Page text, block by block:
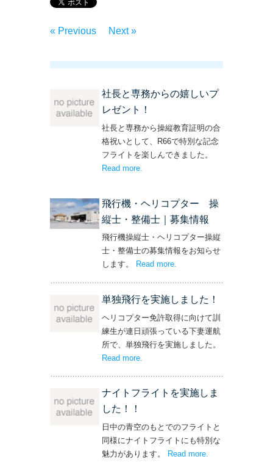
« Previous Next »
社長と専務からの嬉しいプ
レゼント！
社長と専務から操縦教育証明の合
格祝いとして、R66で特別な記念
フライトを楽しんできました。
Read more
飛行機・ヘリコプター 操
縦士・整備士｜募集情報
飛行機操縦士・ヘリコプター操縦
士・整備士の募集情報をお知らせ
します。
Read more– ‘飛行機・ヘリコプター
.
単独飛行を実施しました！
ヘリコプター免許取得に向けて訓
練生が連日頑張っている下妻運航
所で、単独飛行を実施しました。
Read more
ナイトフライトを実施しま
した！！
日中の青空のもとでのフライトと
同様にナイトフライトにも特別な
魅力があります。
Read more